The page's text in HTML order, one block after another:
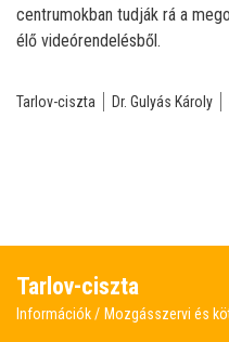
centrumokban tudják rá a
élő videórendelésből.
Tarlov-ciszta Dr. Gulyás Károly
Tarlov-ciszta
Információk Mozgásszervi és